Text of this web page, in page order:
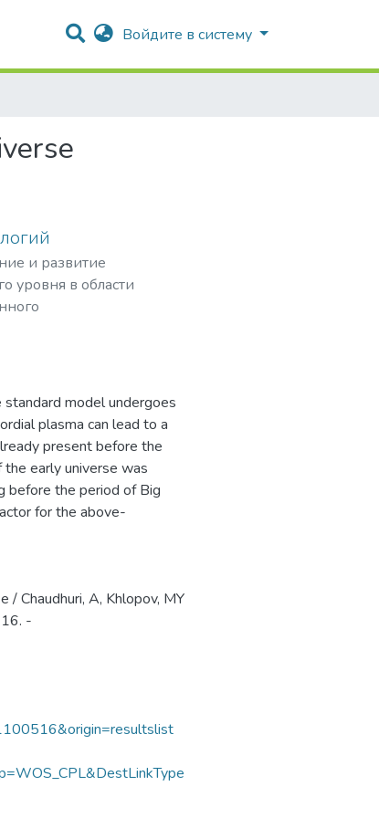
Войдите в систему
и развитие
уровня в области
model undergoes
plasma can lead to a
present before the
early universe was
before the period of Big
for the above-
/ Chaudhuri, A, Khlopov, MY
-